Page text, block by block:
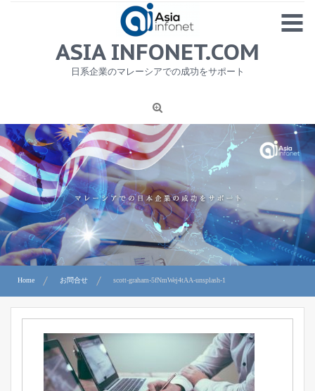
MENU
1
ニュース
労務サービス
プライバシーポリシー及び著作権について
お問合せ
ASIA INFONET.COM
日系企業のマレーシアでの成功をサポート
Home お問合せ scott-graham-5fNmWej4tAA-unsplash-1